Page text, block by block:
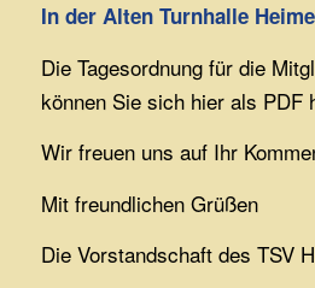
In der Alten Turnhalle
Die Tagesordnung für die
können Sie sich hier als PDF
Wir freuen uns auf Ihr
Mit freundlichen Grüßen
Die Vorstandschaft des TSV